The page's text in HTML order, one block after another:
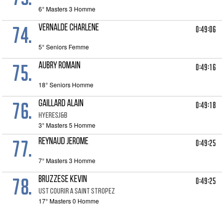
6° Masters 3 Homme
74. VERNALDE CHARLENE 0:49:06
5° Seniors Femme
75. AUBRY ROMAIN 0:49:16
18° Seniors Homme
76. GAILLARD ALAIN
HYERESJ&B
0:49:18
3° Masters 5 Homme
77. REYNAUD JEROME 0:49:25
7° Masters 3 Homme
78. BRUZZESE KEVIN
UST COURIR A SAINT STROPEZ
0:49:25
17° Masters 0 Homme